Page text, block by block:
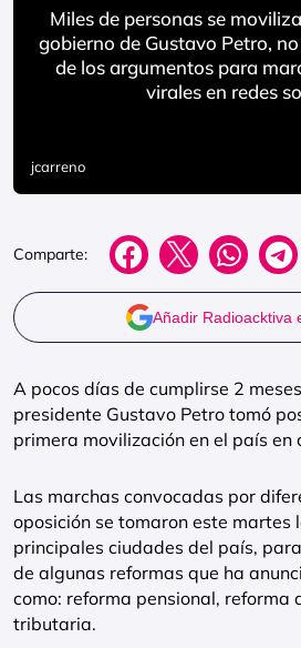
Miles de personas se
gobierno de Gustavo Petro,
de los argumentos para
virales en redes
jcarreno
Comparte:
Añadir Radioacktiva
A pocos días de cumplirse 2
presidente Gustavo Petro tomó
primera movilización en el país en
Las marchas convocadas por
oposición se tomaron este martes
principales ciudades del país,
de algunas reformas que ha
como: reforma pensional, reforma
tributaria.